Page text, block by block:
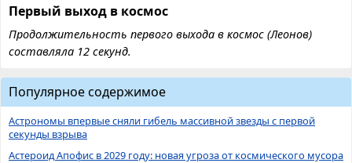
Первый выход в космос
Продолжительность первого выхода в космос (Леонов)
составляла 12 секунд.
Популярное содержимое
Астрономы впервые сняли гибель массивной звезды с первой
секунды взрыва
Астероид Апофис в 2029 году: новая угроза от космического мусора